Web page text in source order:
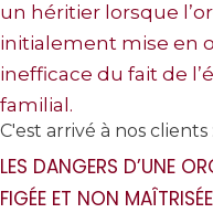
C'est arrivé à nos clients
LES DANGERS D’UNE
FIGÉE ET NON MAÎTRISÉE